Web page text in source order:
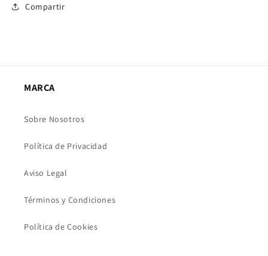
Compartir
MARCA
Sobre Nosotros
Política de Privacidad
Aviso Legal
Términos y Condiciones
Política de Cookies